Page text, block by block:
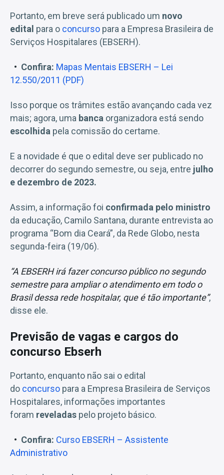
Portanto, em breve será publicado um novo
edital para o concurso para a Empresa Brasileira de
Serviços Hospitalares (EBSERH).
Confira: Mapas Mentais EBSERH – Lei
12.550/2011 (PDF)
Isso porque os trâmites estão avançando cada vez
mais; agora, uma banca organizadora está sendo
escolhida pela comissão do certame.
E a novidade é que o edital deve ser publicado no
decorrer do segundo semestre, ou seja, entre julho
e dezembro de 2023.
Assim, a informação foi confirmada pelo ministro
da educação, Camilo Santana, durante entrevista ao
programa “Bom dia Ceará”, da Rede Globo, nesta
segunda-feira (19/06).
“A EBSERH irá fazer concurso público no segundo
semestre para ampliar o atendimento em todo o
Brasil dessa rede hospitalar, que é tão importante”,
disse ele.
Previsão de vagas e cargos do
concurso Ebserh
Portanto, enquanto não sai o edital
do concurso para a Empresa Brasileira de Serviços
Hospitalares, informações importantes
foram reveladas pelo projeto básico.
Confira: Curso EBSERH – Assistente
Administrativo